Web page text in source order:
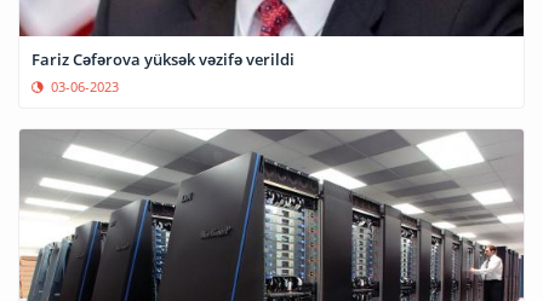
Fariz Cəfərova yüksək vəzifə verildi
03-06-2023